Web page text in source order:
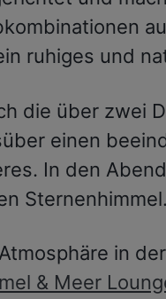
ruhiges und
die über zwei
einen
In den
Sternenhimmel.
in
& Meer